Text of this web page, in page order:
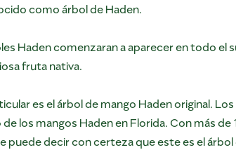
como árbol de Haden.
Haden comenzaran a aparecer en todo el
fruta nativa.
es el árbol de mango Haden original.
los mangos Haden en Florida. Con más de
puede decir con certeza que este es el